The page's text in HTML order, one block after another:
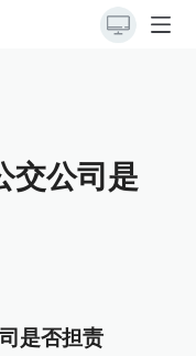
交公司是
是否担责